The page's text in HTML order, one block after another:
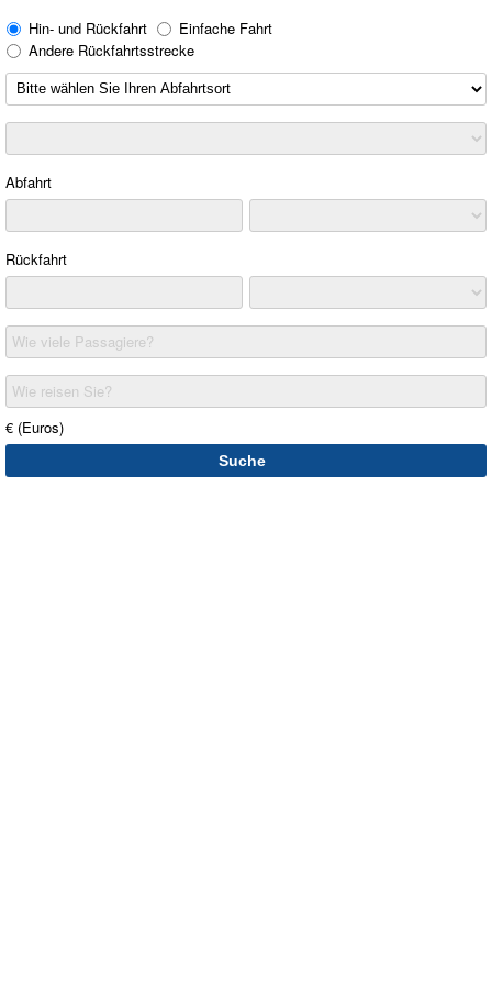
Hin- und Rückfahrt
Einfache Fahrt
Andere Rückfahrtsstrecke
Abfahrt
Rückfahrt
Wie viele Passagiere?
Wie reisen Sie?
€ (Euros)
Suche